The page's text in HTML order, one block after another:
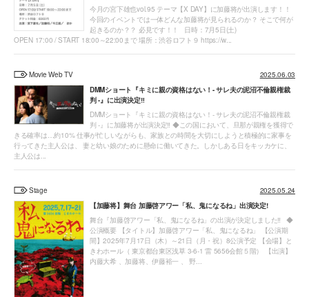
今月の宮下雄也vol.95 テーマ【X DAY】に加藤将が出演します！！
今回のイベントでは一体どんな加藤将が見られるのか？ そこで何が
起きるのか？？ 必見です！！ 日時：7月5日(土)
OPEN 17:00 / START 18:00～22:00まで 場所：渋谷ロフト９ https://w...
Movie Web TV
2025.06.03
DMMショート『キミに親の資格はない！- サレ夫の泥沼不倫親権裁
判 -』に出演決定‼
DMMショート『キミに親の資格はない！- サレ夫の泥沼不倫親権裁
判 -』に加藤将が出演決定‼ ◆この国において、旦那が親権を獲得で
きる確率は…約10% 仕事が忙しいながらも、家族との時間を大切にしようと積極的に家事を
行ってきた主人公は、 妻と幼い娘のために懸命に働いてきた。しかしある日をキッカケに、
主人公は...
Stage
2025.05.24
【加藤将】舞台 加藤啓アワー「私、鬼になるね」出演決定!
舞台『加藤啓アワー「私、鬼になるね」の出演が決定しました‼ ◆
公演概要 【タイトル】加藤啓アワー「私、鬼になるね」 【公演期
間】2025年7月17日（木）～21日（月・祝）8公演予定 【会場】と
きわホール（ 東京都台東区浅草 3-6-1 雷 5656会館５階） 【出演】
内藤大希 、加藤将、伊藤裕一 、 野...